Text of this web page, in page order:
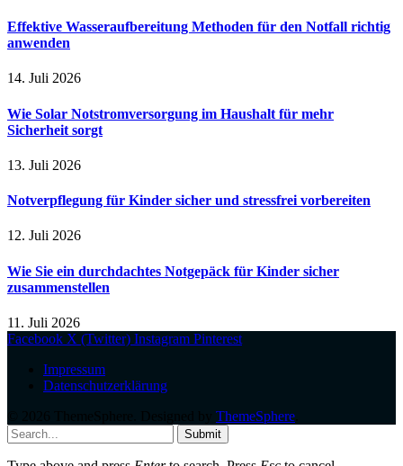
Effektive Wasseraufbereitung Methoden für den Notfall richtig
anwenden
14. Juli 2026
Wie Solar Notstromversorgung im Haushalt für mehr
Sicherheit sorgt
13. Juli 2026
Notverpflegung für Kinder sicher und stressfrei vorbereiten
12. Juli 2026
Wie Sie ein durchdachtes Notgepäck für Kinder sicher
zusammenstellen
11. Juli 2026
Facebook X (Twitter) Instagram Pinterest
Impressum
Datenschutzerklärung
ThemeSphere
Submit